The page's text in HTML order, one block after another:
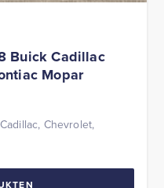
Buick Cadillac
Mopar
Chevrolet,